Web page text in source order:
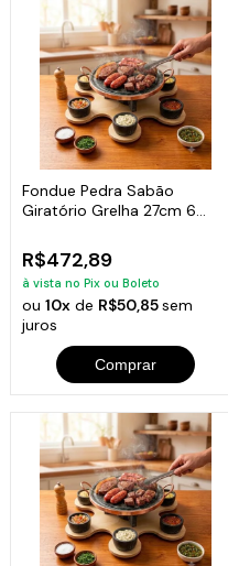
Fondue Pedra Sabão
Giratório Grelha 27cm 6
R$472,89
à vista no Pix ou Boleto
ou10x de R$50,85sem
juros
Comprar